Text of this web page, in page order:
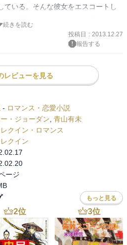
ている。そんな彼女をエスコートし
が、彼視点がとても多く、彼の葛
続きを読む
投稿日 : 2013.12.27
報告する
レビューを見る
- ロマンス・恋愛小説
・ジョーダン 青山有未
クイン・ロマンス
クイン
ージ
もっと見る
2位 3位